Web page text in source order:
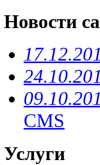
Новости
CMS
Услуги